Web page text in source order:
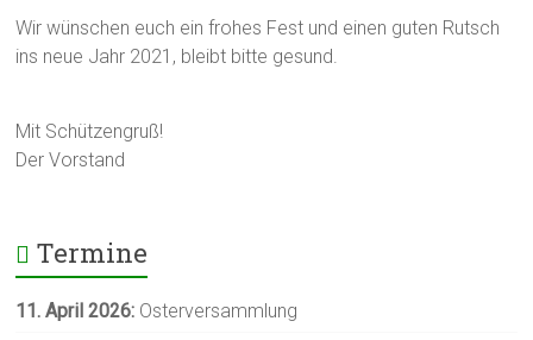
Wir wünschen euch ein frohes Fest und einen guten Rutsch
ins neue Jahr 2021, bleibt bitte gesund.
Mit Schützengruß!
Der Vorstand
Termine
11. April 2026: Osterversammlung